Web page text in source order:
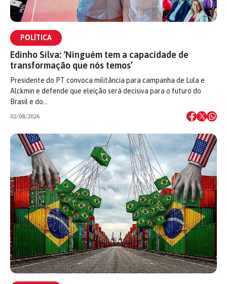
POLÍTICA
Edinho Silva: ‘Ninguém tem a capacidade de
transformação que nós temos’
Presidente do PT convoca militância para campanha de Lula e
Alckmin e defende que eleição será decisiva para o futuro do
Brasil e do…
02/08/2026